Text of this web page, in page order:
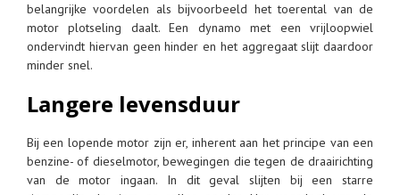
belangrijke voordelen als bijvoorbeeld het toerental van de
motor plotseling daalt. Een dynamo met een vrijloopwiel
ondervindt hiervan geen hinder en het aggregaat slijt daardoor
minder snel.
Langere levensduur
Bij een lopende motor zijn er, inherent aan het principe van een
benzine- of dieselmotor, bewegingen die tegen de draairichting
van de motor ingaan. In dit geval slijten bij een starre